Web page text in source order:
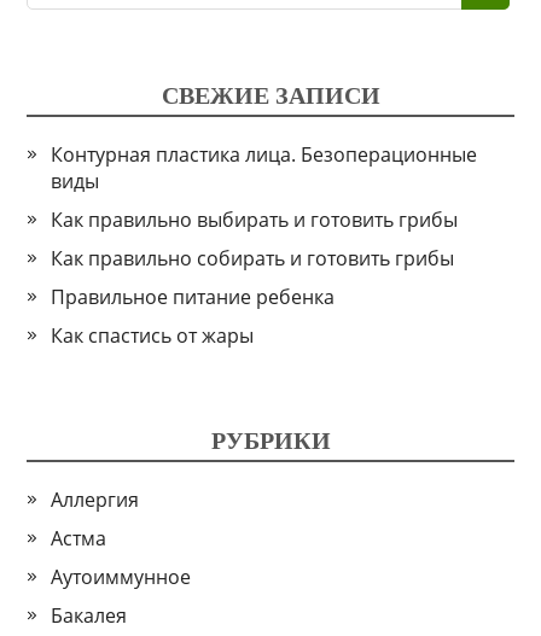
СВЕЖИЕ ЗАПИСИ
Контурная пластика лица. Безоперационные
виды
Как правильно выбирать и готовить грибы
Как правильно собирать и готовить грибы
Правильное питание ребенка
Как спастись от жары
РУБРИКИ
Аллергия
Астма
Аутоиммунное
Бакалея